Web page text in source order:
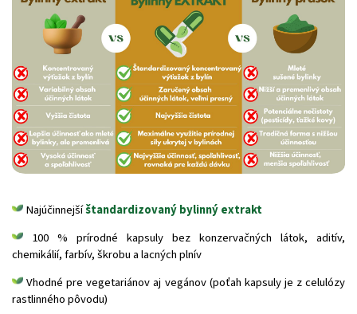
Najúčinnejšíštandardizovaný bylinný extrakt
100 % prírodné kapsuly bez konzervačných látok, aditív,
chemikálií, farbív, škrobu a lacných plnív
Vhodné pre vegetariánov aj vegánov (poťah kapsuly je z celulózy
rastlinného pôvodu)